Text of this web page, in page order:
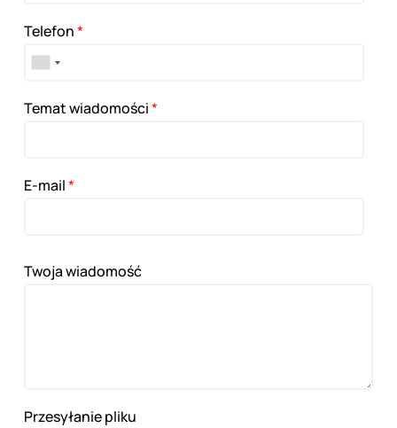
Telefon*
Temat wiadomości*
E-mail*
Twoja wiadomość
Przesyłanie pliku